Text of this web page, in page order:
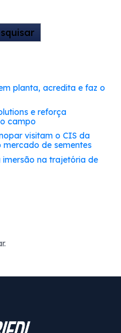
planta, acredita e faz o
e reforça
campo
visitam o CIS da
de sementes
na trajetória de